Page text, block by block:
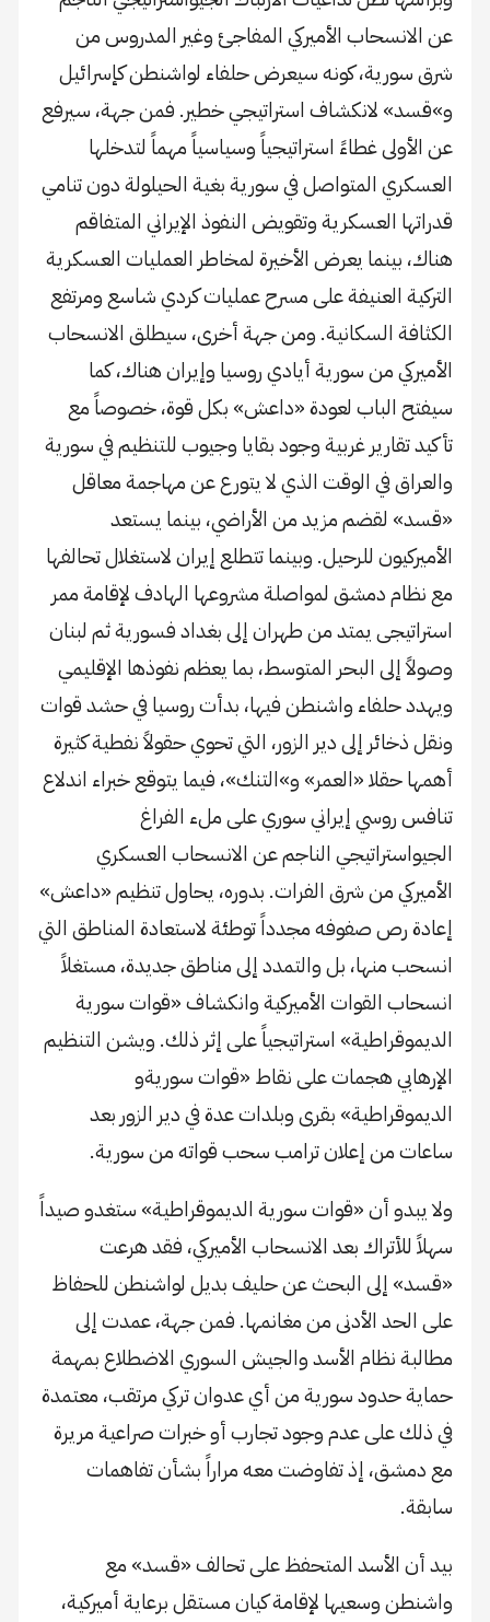
عن الانسحاب الأميركي المفاجئ وغير المدروس من
شرق سورية، كونه سيعرض حلفاء لواشنطن كإسرائيل
و»قسد» لانكشاف استراتيجي خطير. فمن جهة، سيرفع
عن الأولى غطاءً استراتيجياً وسياسياً مهماً لتدخلها
العسكري المتواصل في سورية بغية الحيلولة دون تنامي
قدراتها العسكرية وتقويض النفوذ الإيراني المتفاقم
هناك، بينما يعرض الأخيرة لمخاطر العمليات العسكرية
التركية العنيفة على مسرح عمليات كردي شاسع ومرتفع
الكثافة السكانية. ومن جهة أخرى، سيطلق الانسحاب
الأميركي من سورية أيادي روسيا وإيران هناك، كما
سيفتح الباب لعودة «داعش» بكل قوة، خصوصاً مع
تأكيد تقارير غربية وجود بقايا وجيوب للتنظيم في سورية
والعراق في الوقت الذي لا يتورع عن مهاجمة معاقل
«قسد» لقضم مزيد من الأراضي، بينما يستعد
الأميركيون للرحيل. وبينما تتطلع إيران لاستغلال تحالفها
مع نظام دمشق لمواصلة مشروعها الهادف لإقامة ممر
استراتيجى يمتد من طهران إلى بغداد فسورية ثم لبنان
وصولاً إلى البحر المتوسط، بما يعظم نفوذها الإقليمي
ويهدد حلفاء واشنطن فيها، بدأت روسيا في حشد قوات
ونقل ذخائر إلى دير الزور، التي تحوي حقولاً نفطية كثيرة
أهمها حقلا «العمر» و»التنك»، فيما يتوقع خبراء اندلاع
تنافس روسي إيراني سوري على ملء الفراغ
الجيواستراتيجي الناجم عن الانسحاب العسكري
الأميركي من شرق الفرات. بدوره، يحاول تنظيم «داعش»
إعادة رص صفوفه مجدداً توطئة لاستعادة المناطق التي
انسحب منها، بل والتمدد إلى مناطق جديدة، مستغلاً
انسحاب القوات الأميركية وانكشاف «قوات سورية
الديموقراطية» استراتيجياً على إثر ذلك. ويشن التنظيم
الإرهابي هجمات على نقاط «قوات سوريةو
الديموقراطية» بقرى وبلدات عدة في دير الزور بعد
ساعات من إعلان ترامب سحب قواته من سورية.
ولا يبدو أن «قوات سورية الديموقراطية» ستغدو صيداً
سهلاً للأتراك بعد الانسحاب الأميركي، فقد هرعت
«قسد» إلى البحث عن حليف بديل لواشنطن للحفاظ
على الحد الأدنى من مغانمها. فمن جهة، عمدت إلى
مطالبة نظام الأسد والجيش السوري الاضطلاع بمهمة
حماية حدود سورية من أي عدوان تركي مرتقب، معتمدة
في ذلك على عدم وجود تجارب أو خبرات صراعية مريرة
مع دمشق، إذ تفاوضت معه مراراً بشأن تفاهمات
سابقة.
بيد أن الأسد المتحفظ على تحالف «قسد» مع
واشنطن وسعيها لإقامة كيان مستقل برعاية أميركية،